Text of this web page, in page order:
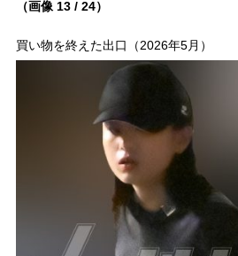
（画像 13 / 24）
買い物を終えた出口（2026年5月）